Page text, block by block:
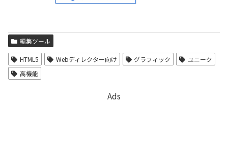
編集ツール
HTML5 Webディレクター向け グラフィック
ユニーク
高機能
Ads